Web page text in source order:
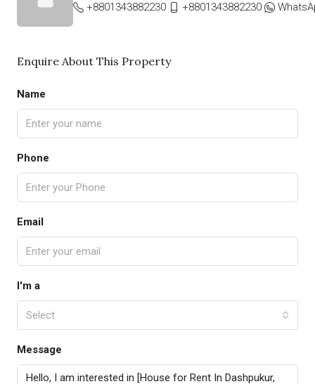
+8801343882230
+8801343882230
Enquire About This Property
Name
Phone
Email
I'm a
Select
Message